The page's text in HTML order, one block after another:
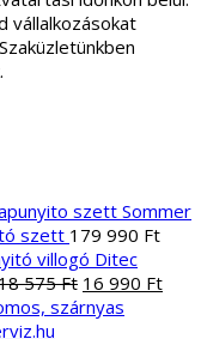
vállalkozásokat
Sommer
szett 179 990 Ft
Ditec
575Ft Original
price
16 990 Ft